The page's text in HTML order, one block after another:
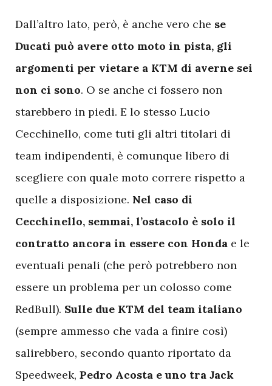
Dall’altro lato, però, è anche vero che se
Ducati può avere otto moto in pista, gli
argomenti per vietare a KTM di averne sei
non ci sono. O se anche ci fossero non
starebbero in piedi. E lo stesso Lucio
Cecchinello, come tuti gli altri titolari di
team indipendenti, è comunque libero di
scegliere con quale moto correre rispetto a
quelle a disposizione. Nel caso di
Cecchinello, semmai, l’ostacolo è solo il
contratto ancora in essere con Honda e le
eventuali penali (che però potrebbero non
essere un problema per un colosso come
RedBull). Sulle due KTM del team italiano
(sempre ammesso che vada a finire così)
salirebbero, secondo quanto riportato da
Speedweek, Pedro Acosta e uno tra Jack